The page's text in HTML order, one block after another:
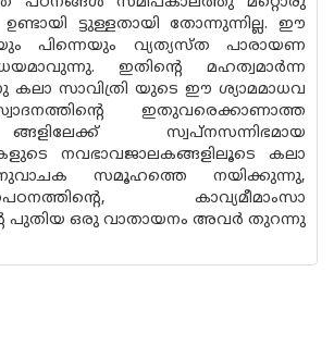
ട്ടുള്ളതായി തോന്നുന്നില്ല. ഈ
പിന്നെയും വ്യത്യസ്ത പാരായണ
ഇതിൻ്റെ മഹത്വമാർന്ന
കലാ സാവിത്രി യുടെ ഈ ശ്യാമമാധവ
ഇതുവരെക്കാണാത്ത
സ്വപ്നസന്നിഭമായ
നവഭാവജാലകങ്ങളിലൂടെ കലാ
സമൂഹത്തെ നയിക്കുന്നു,
കാവ്യമീമാംസാ
പുതിയ ഒരു വാതായനം അവർ തുറന്നു